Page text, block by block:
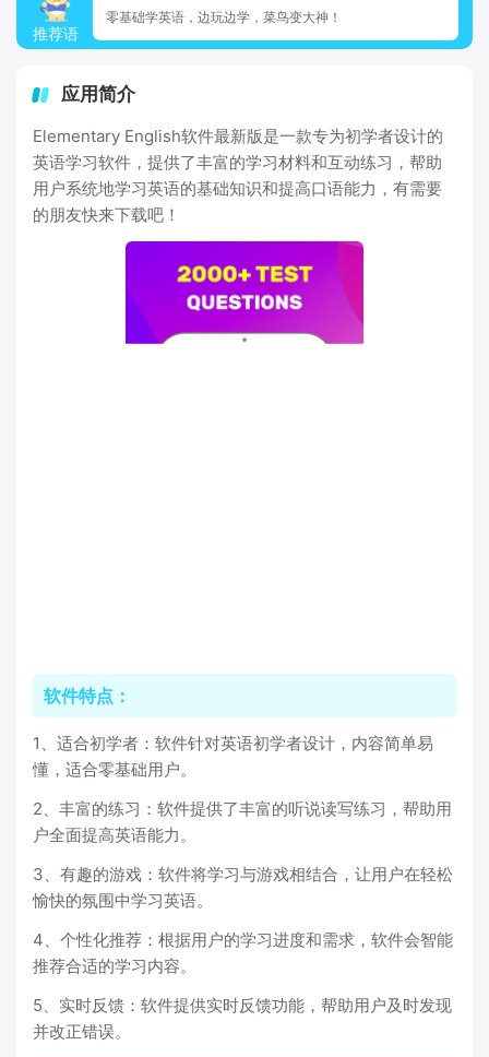
推荐语
零基础学英语，边玩边学，菜鸟变大神！
应用简介
Elementary English软件最新版是一款专为初学者设计的
英语学习软件，提供了丰富的学习材料和互动练习，帮助
用户系统地学习英语的基础知识和提高口语能力，有需要
的朋友快来下载吧！
软件特点：
1、适合初学者：软件针对英语初学者设计，内容简单易
懂，适合零基础用户。
2、丰富的练习：软件提供了丰富的听说读写练习，帮助用
户全面提高英语能力。
3、有趣的游戏：软件将学习与游戏相结合，让用户在轻松
愉快的氛围中学习英语。
4、个性化推荐：根据用户的学习进度和需求，软件会智能
推荐合适的学习内容。
5、实时反馈：软件提供实时反馈功能，帮助用户及时发现
并改正错误。